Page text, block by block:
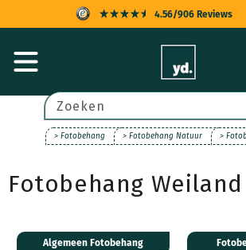
content
4.56/906 Reviews
KOPERSBESCHERMING
SNELLE LEVERING
UITSTEKENDE
Zoeken
> Fotobehang > Fotobehang Natuur >
Fotobehang Weiland
Algemeen Fotobehang